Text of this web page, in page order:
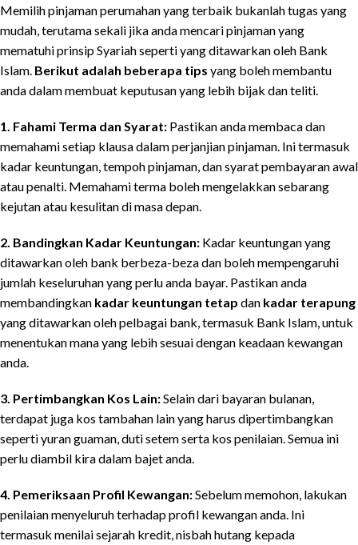
Memilih pinjaman perumahan yang terbaik bukanlah tugas yang
mudah, terutama sekali jika anda mencari pinjaman yang
mematuhi prinsip Syariah seperti yang ditawarkan oleh Bank
Islam. Berikut adalah beberapa tips yang boleh membantu
anda dalam membuat keputusan yang lebih bijak dan teliti.
1. Fahami Terma dan Syarat: Pastikan anda membaca dan
memahami setiap klausa dalam perjanjian pinjaman. Ini termasuk
kadar keuntungan, tempoh pinjaman, dan syarat pembayaran awal
atau penalti. Memahami terma boleh mengelakkan sebarang
kejutan atau kesulitan di masa depan.
2. Bandingkan Kadar Keuntungan: Kadar keuntungan yang
ditawarkan oleh bank berbeza-beza dan boleh mempengaruhi
jumlah keseluruhan yang perlu anda bayar. Pastikan anda
membandingkan kadar keuntungan tetap dan kadar terapung
yang ditawarkan oleh pelbagai bank, termasuk Bank Islam, untuk
menentukan mana yang lebih sesuai dengan keadaan kewangan
anda.
3. Pertimbangkan Kos Lain:Selain dari bayaran bulanan,
terdapat juga kos tambahan lain yang harus dipertimbangkan
seperti yuran guaman, duti setem serta kos penilaian. Semua ini
perlu diambil kira dalam bajet anda.
4. Pemeriksaan Profil Kewangan:Sebelum memohon, lakukan
penilaian menyeluruh terhadap profil kewangan anda. Ini
termasuk menilai sejarah kredit, nisbah hutang kepada